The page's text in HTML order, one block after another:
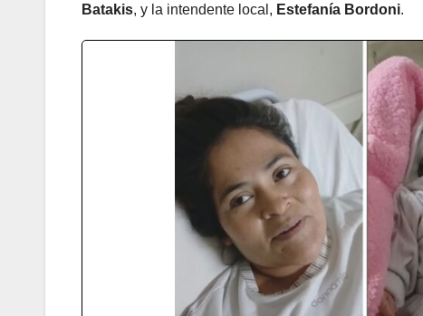
Batakis, y la intendente local, Estefanía Bordoni.